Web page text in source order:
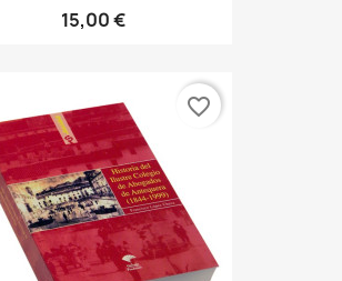
15,00 €
favorite_border